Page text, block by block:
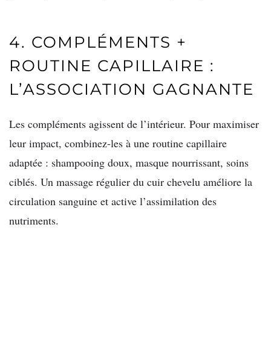
4. COMPLÉMENTS +
ROUTINE CAPILLAIRE :
L’ASSOCIATION GAGNANTE
Les compléments agissent de l’intérieur. Pour maximiser
leur impact, combinez-les à une routine capillaire
adaptée : shampooing doux, masque nourrissant, soins
ciblés. Un massage régulier du cuir chevelu améliore la
circulation sanguine et active l’assimilation des
nutriments.